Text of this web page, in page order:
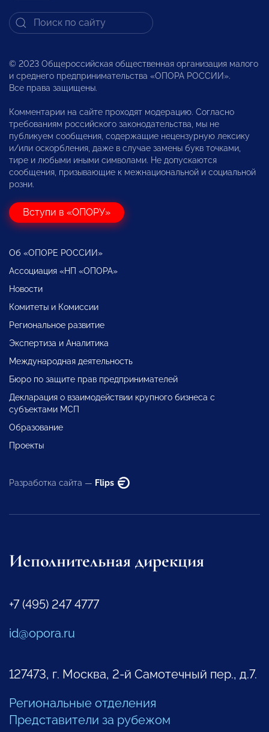
© 2023 Общероссийская общественная организация малого
и среднего предпринимательства «ОПОРА РОССИИ».
Все права защищены.
Комментарии на сайте проходят модерацию. Согласно
требованиям российского законодательства, мы не
публикуем сообщения, содержащие нецензурную лексику
и/или оскорбления, даже в случае замены букв точками,
тире и любыми иными символами. Не допускаются
сообщения, призывающие к межнациональной и социальной
розни.
Вступи в «ОПОРУ»
Об «ОПОРЕ РОССИИ»
Ассоциация «НП «ОПОРА»
Новости
Комитеты и Комиссии
Региональное развитие
Экспертиза и Аналитика
Международная деятельность
Бюро по защите прав предпринимателей
Декларация о взаимодействии крупного бизнеса с
субъектами МСП
Образование
Проекты
Разработка сайта — Flips
Исполнительная дирекция
+7 (495) 247 4777
id@opora.ru
127473, г. Москва, 2-й Самотечный пер., д.7.
Региональные отделения
Представители за рубежом